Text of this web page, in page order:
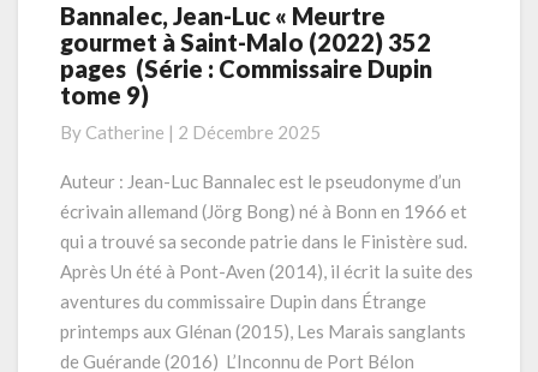
Bannalec,
Jean-
Luc
« Meurtre
à
Saint-
(2022)
352
pages
(Série
:
Commissaire
Bannalec, Jean-Luc « Meurtre
gourmet à Saint-Malo (2022) 352
pages (Série : Commissaire Dupin
tome 9)
By Catherine | 2 Décembre 2025
Auteur : Jean-Luc Bannalec est le pseudonyme d’un
écrivain allemand (Jörg Bong) né à Bonn en 1966 et
qui a trouvé sa seconde patrie dans le Finistère sud.
Après Un été à Pont-Aven (2014), il écrit la suite des
aventures du commissaire Dupin dans Étrange
printemps aux Glénan (2015), Les Marais sanglants
de Guérande (2016) L’Inconnu de Port Bélon